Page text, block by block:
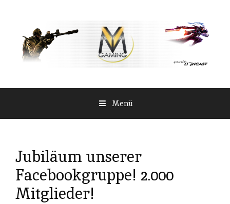
Menü
Jubiläum unserer
Facebookgruppe! 2.000
Mitglieder!